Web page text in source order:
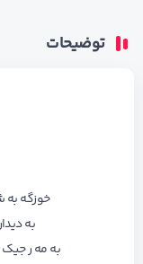
توضیحات
خوزگه به
به
به مه ر